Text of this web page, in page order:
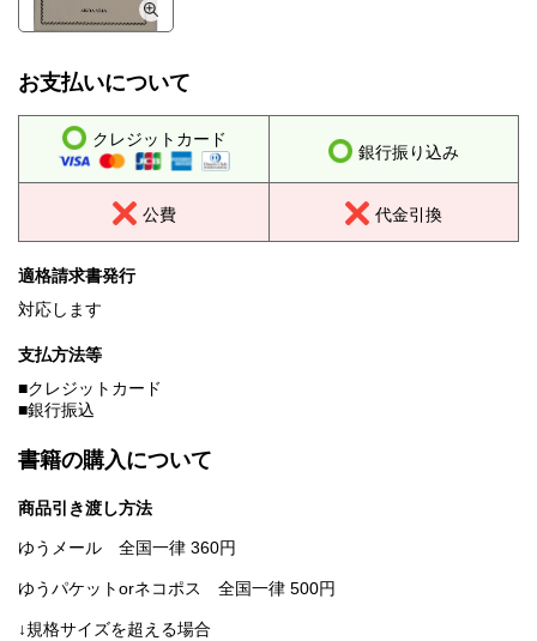
お支払いについて
クレジットカード
銀行振り込み
公費 代金引換
適格請求書発行
対応します
支払方法等
■クレジットカード
■銀行振込
書籍の購入について
商品引き渡し方法
ゆうメール 全国一律 360円
ゆうパケットorネコポス 全国一律 500円
↓規格サイズを超える場合